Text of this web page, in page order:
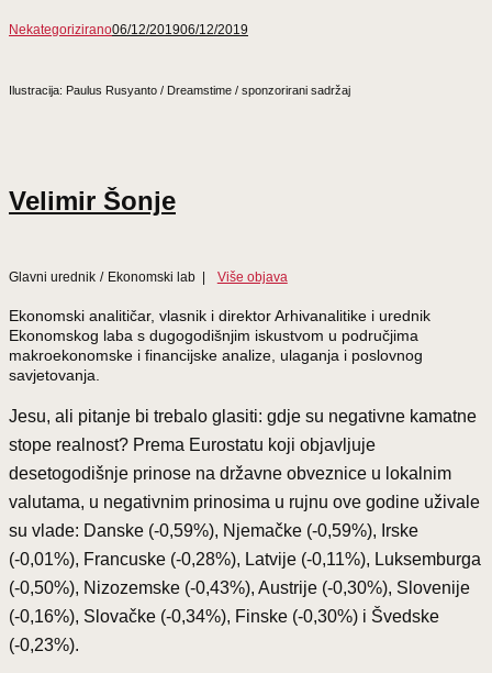
Nekategorizirano06/12/201906/12/2019
Ilustracija: Paulus Rusyanto / Dreamstime / sponzorirani sadržaj
Velimir Šonje
Glavni urednik / Ekonomski lab | Više objava
Ekonomski analitičar, vlasnik i direktor Arhivanalitike i urednik
Ekonomskog laba s dugogodišnjim iskustvom u područjima
makroekonomske i financijske analize, ulaganja i poslovnog
savjetovanja.
Jesu, ali pitanje bi trebalo glasiti: gdje su negativne kamatne
stope realnost? Prema Eurostatu koji objavljuje
desetogodišnje prinose na državne obveznice u lokalnim
valutama, u negativnim prinosima u rujnu ove godine uživale
su vlade: Danske (-0,59%), Njemačke (-0,59%), Irske
(-0,01%), Francuske (-0,28%), Latvije (-0,11%), Luksemburga
(-0,50%), Nizozemske (-0,43%), Austrije (-0,30%), Slovenije
(-0,16%), Slovačke (-0,34%), Finske (-0,30%) i Švedske
(-0,23%).